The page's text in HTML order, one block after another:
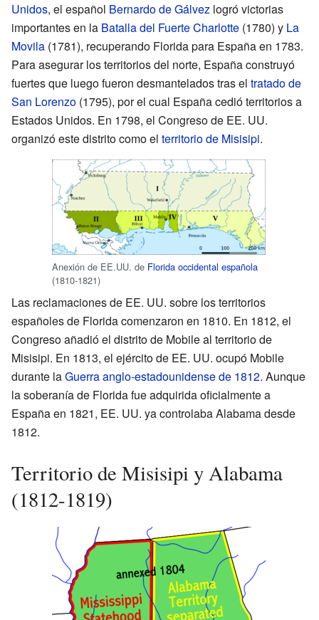
Unidos, el español Bernardo de Gálvez logró victorias
importantes en la Batalla del Fuerte Charlotte (1780) y La
Movila (1781), recuperando Florida para España en 1783.
Para asegurar los territorios del norte, España construyó
fuertes que luego fueron desmantelados tras el tratado de
San Lorenzo (1795), por el cual España cedió territorios a
Estados Unidos. En 1798, el Congreso de EE. UU.
organizó este distrito como el territorio de Misisipi.
Anexión de EE.UU. de Florida occidental española
(1810-1821)
Las reclamaciones de EE. UU. sobre los territorios
españoles de Florida comenzaron en 1810. En 1812, el
Congreso añadió el distrito de Mobile al territorio de
Misisipi. En 1813, el ejército de EE. UU. ocupó Mobile
durante laGuerra anglo-estadounidense de 1812. Aunque
la soberanía de Florida fue adquirida oficialmente a
España en 1821, EE. UU. ya controlaba Alabama desde
1812.
Territorio de Misisipi y Alabama
(1812-1819)